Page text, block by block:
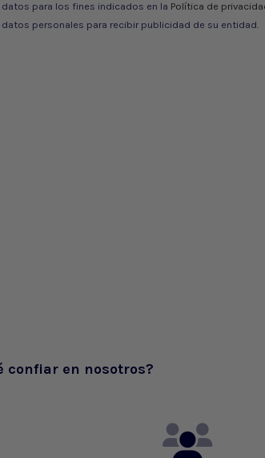
para los fines indicados en la Política de
personales para recibir publicidad de su entidad.
confiar en nosotros?